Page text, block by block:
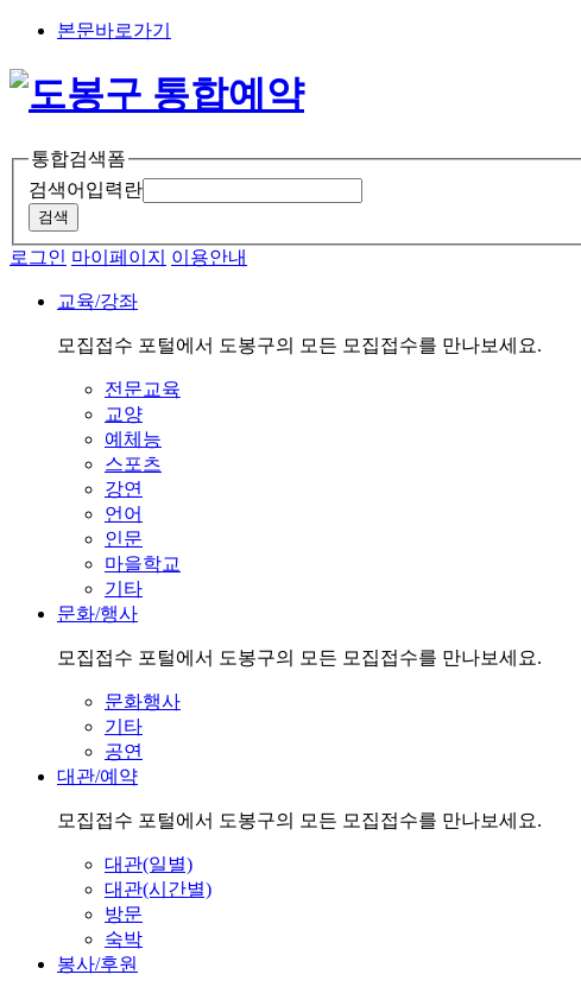
본문바로가기
통합검색폼
검색어입력란
로그인 마이페이지 이용안내
교육/강좌
모집접수 포털에서 도봉구의 모든 모집접수를 만나보세요.
전문교육
교양
예체능
스포츠
강연
언어
인문
마을학교
기타
문화/행사
모집접수 포털에서 도봉구의 모든 모집접수를 만나보세요.
문화행사
기타
공연
대관/예약
모집접수 포털에서 도봉구의 모든 모집접수를 만나보세요.
대관(일별)
대관(시간별)
방문
숙박
봉사/후원